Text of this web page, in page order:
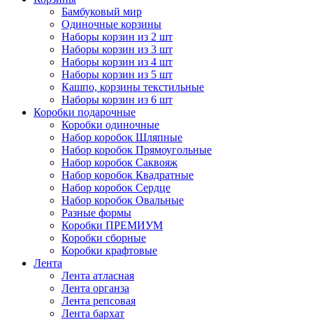
Бамбуковый мир
Одиночные корзины
Наборы корзин из 2 шт
Наборы корзин из 3 шт
Наборы корзин из 4 шт
Наборы корзин из 5 шт
Кашпо, корзины текстильные
Наборы корзин из 6 шт
Коробки подарочные
Коробки одиночные
Набор коробок Шляпные
Набор коробок Прямоугольные
Набор коробок Саквояж
Набор коробок Квадратные
Набор коробок Сердце
Набор коробок Овальные
Разные формы
Коробки ПРЕМИУМ
Коробки сборные
Коробки крафтовые
Лента
Лента атласная
Лента органза
Лента репсовая
Лента бархат